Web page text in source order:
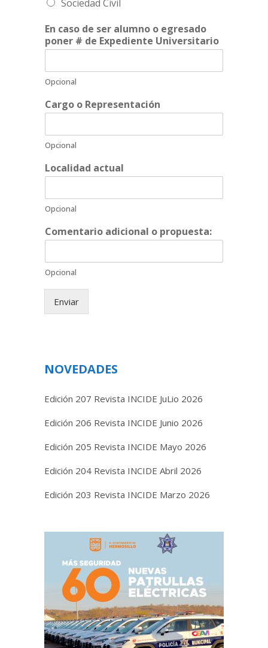
Sociedad Civil
En caso de ser alumno o egresado
poner # de Expediente Universitario
Opcional
Cargo o Representación
Opcional
Localidad actual
Opcional
Comentario adicional o propuesta:
Opcional
Enviar
NOVEDADES
Edición 207 Revista INCIDE JuLio 2026
Edición 206 Revista INCIDE Junio 2026
Edición 205 Revista INCIDE Mayo 2026
Edición 204 Revista INCIDE Abril 2026
Edición 203 Revista INCIDE Marzo 2026